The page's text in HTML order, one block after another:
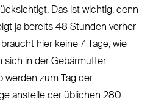
Das ist wichtig, denn
ja bereits 48 Stunden vorher
hier keine 7 Tage, wie
sich in der Gebärmutter
werden zum Tag der
anstelle der üblichen 280